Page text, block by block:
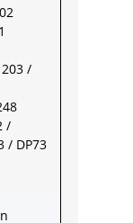
/
/
/ DP73